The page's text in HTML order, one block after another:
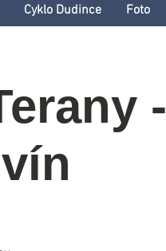
Cyklo Dudince Foto
-